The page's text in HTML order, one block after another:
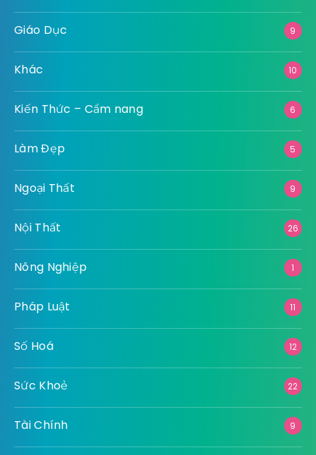
Giáo Dục 9
Khác 10
Kiến Thức – Cẩm nang 6
Làm Đẹp 5
Ngoại Thất 9
Nội Thất 26
Nông Nghiệp 1
Pháp Luật 11
Số Hoá 12
Sức Khoẻ 22
Tài Chính 9